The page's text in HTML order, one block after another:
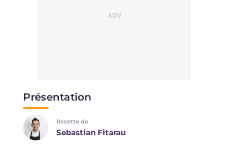
Présentation
Recette de
Sebastian Fitarau